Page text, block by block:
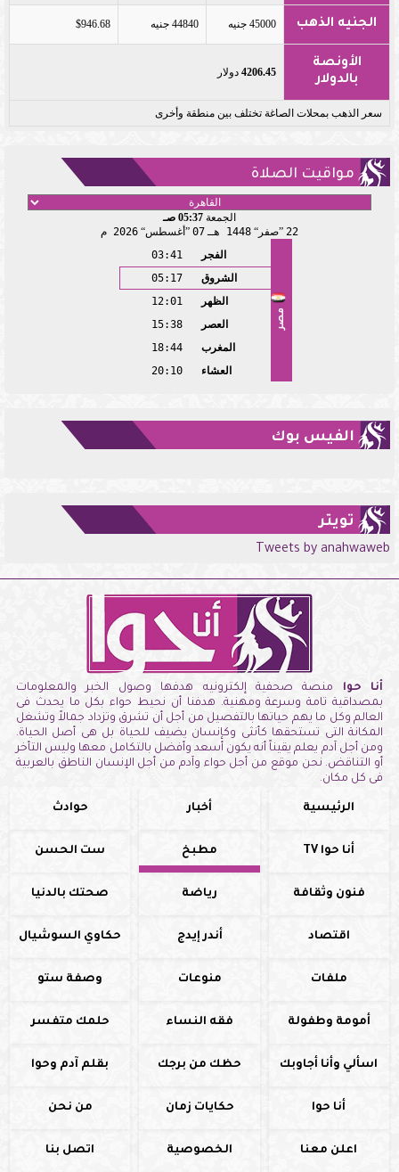
الجنيه الذهب 45000 جنيه 44840 جنيه $946.68
الأونصة
بالدولار
4206.45 دولار
سعر الذهب بمحلات الصاغة تختلف بين منطقة وأخرى
مواقيت الصلاة
الجمعة 05:37 صـ
22
صفر 1448 هـ 07 أغسطس 2026 م
مصر
الفجر
03:41
الشروق
05:17
الظهر
12:01
العصر
15:38
المغرب
18:44
العشاء
20:10
الفيس بوك
تويتر
Tweets by anahwaweb
أنا حوا منصة صحفية إلكترونيه هدفها وصول الخبر والمعلومات
بمصداقية تامة وسرعة ومهنية. هدفنا أن نحيط حواء بكل ما يحدث فى
العالم وكل ما يهم حياتها بالتفصيل من أجل أن تشرق وتزداد جمالاً وتشغل
المكانة التى تستحقها كأنثى وكإنسان يضيف للحياة بل هى أصل الحياة.
ومن أجل آدم يعلم يقيناً أنه يكون أسعد وأفضل بالتكامل معها وليس التأخر
أو التناقض. نحن موقع من أجل حواء وآدم من أجل الإنسان الناطق بالعربية
فى كل مكان.
الرئيسية أخبار حوادث
أنا حوا TV مطبخ ست الحسن
فنون وثقافة رياضة صحتك بالدنيا
اقتصاد أندر إيدج حكاوي السوشيال
ملفات منوعات وصفة ستو
أمومة وطفولة فقه النساء حلمك متفسر
اسألي وأنا أجاوبك حظك من برجك بقلم آدم وحوا
أنا حوا حكايات زمان من نحن
اعلن معنا الخصوصية اتصل بنا